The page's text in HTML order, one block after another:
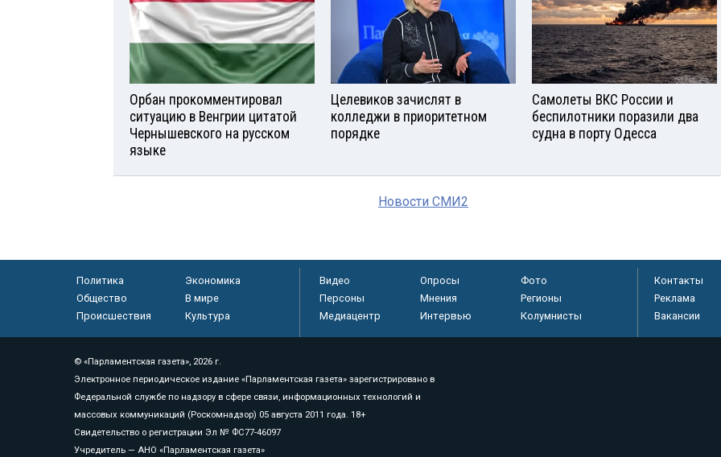
Орбан прокомментировал
ситуацию в Венгрии цитатой
Чернышевского на русском
языке
Целевиков зачислят в
колледжи в приоритетном
порядке
Самолеты ВКС России и
беспилотники поразили два
судна в порту Одесса
Новости СМИ2
Политика
Экономика
Общество
В мире
Происшествия
Культура
Видео Опросы
Фото
Персоны
Мнения
Регионы
Медиацентр
Интервью Колумнисты
Контакты
Реклама
Вакансии
© «Парламентская газета», 2026 г.
Электронное периодическое издание «Парламентская газета» зарегистрировано в
Федеральной службе по надзору в сфере связи, информационных технологий и
массовых коммуникаций (Роскомнадзор) 05 августа 2011 года. 18+
Свидетельство о регистрации Эл № ФС77-46097
Учредитель — АНО «Парламентская газета»